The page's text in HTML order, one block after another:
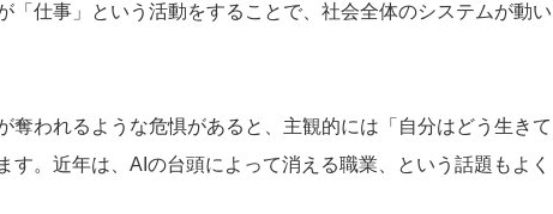
「仕事」という活動をすることで、社会全体のシステムが動い
奪われるような危惧があると、主観的には「自分はどう生きて
す。近年は、AIの台頭によって消える職業、という話題もよく